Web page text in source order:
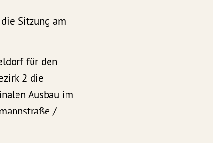
Sitzung am
für den
2 die
Ausbau im
/